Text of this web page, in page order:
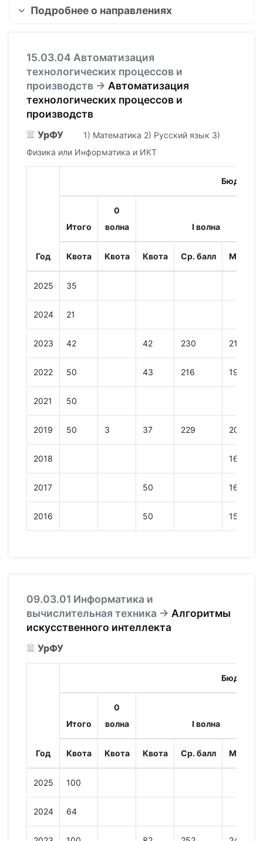
Подробнее о направлениях
15.03.04 Автоматизация
технологических процессов и
производств → Автоматизация
технологических процессов и
производств
УрФУ
1) Математика 2) Русский язык 3)
Физика или Информатика и ИКТ
Год
Бюджет
Итого
0
волна
I волна
Квота Квота Квота Ср. балл Мин.
2025 35
2024 21
2023 42 42 230 213
2022 50 43 216 193
2021 50
2019 50 3 37 229 208
2018 168
2017 50 168
2016 50 155
09.03.01 Информатика и
вычислительная техника → Алгоритмы
искусственного интеллекта
УрФУ
Год
Бюджет
Итого
0
волна
I волна
Квота Квота Квота Ср. балл Мин.
2025 100
2024 64